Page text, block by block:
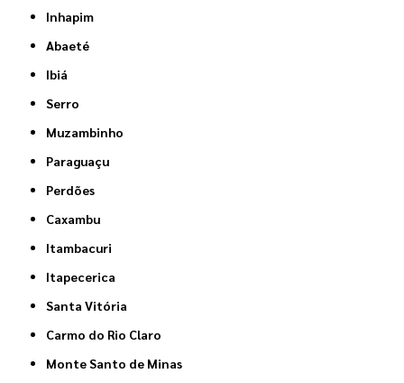
Inhapim
Abaeté
Ibiá
Serro
Muzambinho
Paraguaçu
Perdões
Caxambu
Itambacuri
Itapecerica
Santa Vitória
Carmo do Rio Claro
Monte Santo de Minas